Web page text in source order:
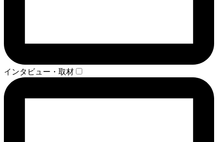
インタビュー・取材